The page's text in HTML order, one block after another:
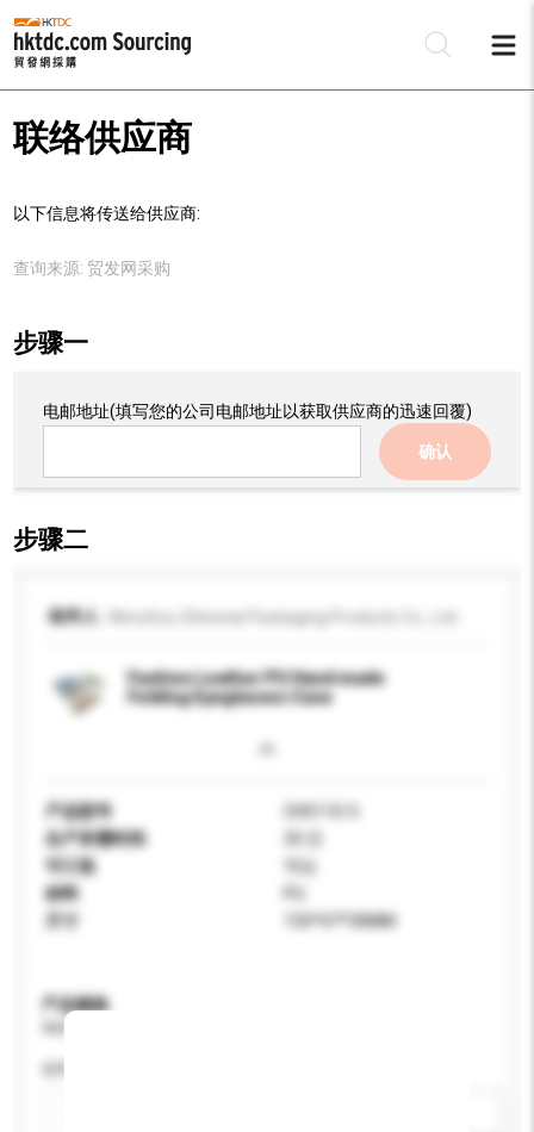
联络供应商
以下信息将传送给供应商:
查询来源: 贸发网采购
步骤一
电邮地址(填写您的公司电邮地址以获取供应商的迅速回覆)
确认
步骤二
收件人
Fashion Leather PU Hand made
Folding Eyeglasses Case
产品型号
CH5110-5
生产所需时间
可订造
可以
材料
150*47*30MM
产品规格